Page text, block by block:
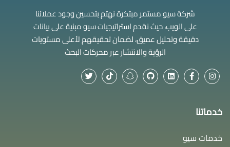
شركة سيو مستمر مبتكرة نهتم بتحسين وجود عملائنا
على الويب، حيث نقدم استراتيجيات سيو مبنية على بيانات
دقيقة وتحليل عميق، لضمان تحقيقهم لأعلى مستويات
الرؤية والانتشار عبر محركات البحث
خدماتنا
خدمات سيو